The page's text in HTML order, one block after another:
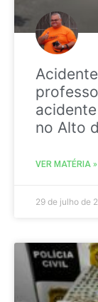
no Alto
VER MATÉRIA »
29 de julho de